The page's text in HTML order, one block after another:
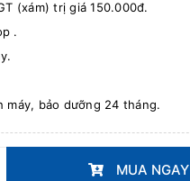
(xám) trị giá 150.000đ.
.
máy, bảo dưỡng 24 tháng.
MUA NGAY